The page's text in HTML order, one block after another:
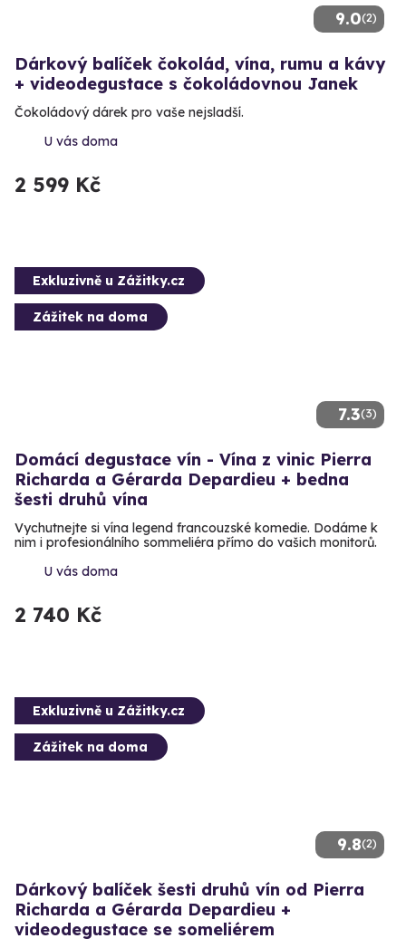
9.0(2)
Dárkový balíček čokolád, vína, rumu a kávy
+ videodegustace s čokoládovnou Janek
Čokoládový dárek pro vaše nejsladší.
U vás doma
2 599 Kč
7.3(3)
Exkluzivně u Zážitky.cz
Zážitek na doma
Domácí degustace vín - Vína z vinic Pierra
Richarda a Gérarda Depardieu + bedna
šesti druhů vína
Vychutnejte si vína legend francouzské komedie. Dodáme k
nim i profesionálního sommeliéra přímo do vašich monitorů.
U vás doma
2 740 Kč
9.8(2)
Exkluzivně u Zážitky.cz
Zážitek na doma
Dárkový balíček šesti druhů vín od Pierra
Richarda a Gérarda Depardieu +
videodegustace se someliérem